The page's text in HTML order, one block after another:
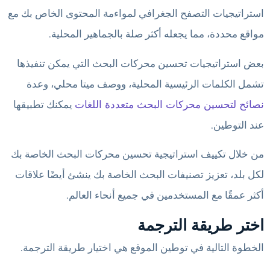
استراتيجيات التصفح الجغرافي لمواءمة المحتوى الخاص بك مع
مواقع محددة، مما يجعله أكثر صلة بالجماهير المحلية.
بعض استراتيجيات تحسين محركات البحث التي يمكن تنفيذها
تشمل الكلمات الرئيسية المحلية، ووصف ميتا محلي، وعدة
نصائح لتحسين محركات البحث متعددة اللغات يمكنك تطبيقها
عند التوطين.
من خلال تكييف استراتيجية تحسين محركات البحث الخاصة بك
لكل بلد، تعزيز تصنيفات البحث الخاصة بك ينشئ أيضًا علاقات
أكثر عمقًا مع المستخدمين في جميع أنحاء العالم.
اختر طريقة الترجمة
الخطوة التالية في توطين الموقع هي اختيار طريقة الترجمة.